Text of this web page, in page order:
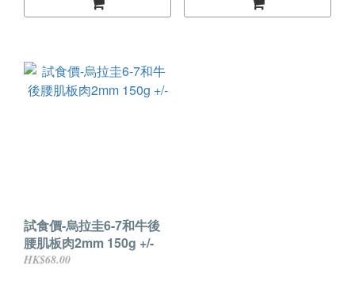
試食價-烏拉圭6-7和牛後
腰肌板肉2mm 150g +/-
HK$68.00